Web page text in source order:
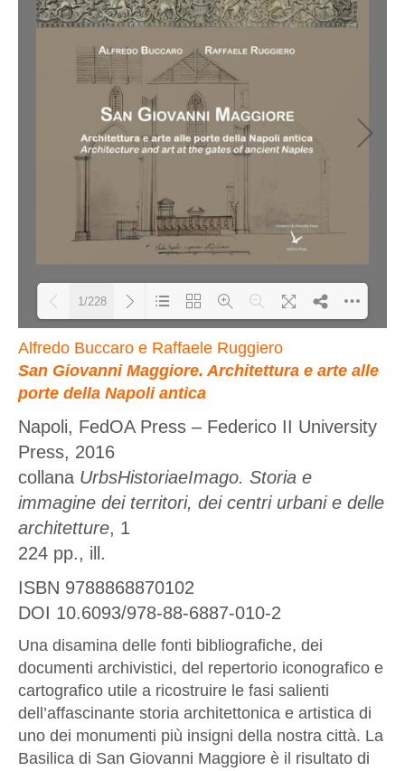
Please wait while flipbook is
loading. For more related info,
DearFlip: Loading PDF 4% ...
1/228
Alfredo Buccaro e Raffaele Ruggiero
San Giovanni Maggiore. Architettura e arte alle
porte della Napoli antica
Napoli, FedOA Press – Federico II University
Press, 2016
collana UrbsHistoriaeImago. Storia e
immagine dei territori, dei centri urbani e delle
architetture, 1
224 pp., ill.
ISBN 9788868870102
DOI 10.6093/978-88-6887-010-2
Una disamina delle fonti bibliografiche, dei
documenti archivistici, del repertorio iconografico e
cartografico utile a ricostruire le fasi salienti
dell’affascinante storia architettonica e artistica di
uno dei monumenti più insigni della nostra città. La
Basilica di San Giovanni Maggiore è il risultato di